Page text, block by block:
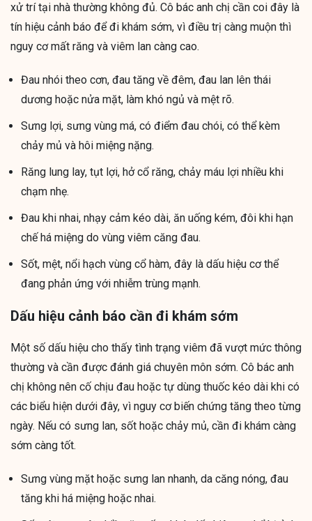
xử trí tại nhà thường không đủ. Cô bác anh chị cần coi đây là
tín hiệu cảnh báo để đi khám sớm, vì điều trị càng muộn thì
nguy cơ mất răng và viêm lan càng cao.
Đau nhói theo cơn, đau tăng về đêm, đau lan lên thái
dương hoặc nửa mặt, làm khó ngủ và mệt rõ.
Sưng lợi, sưng vùng má, có điểm đau chói, có thể kèm
chảy mủ và hôi miệng nặng.
Răng lung lay, tụt lợi, hở cổ răng, chảy máu lợi nhiều khi
chạm nhẹ.
Đau khi nhai, nhạy cảm kéo dài, ăn uống kém, đôi khi hạn
chế há miệng do vùng viêm căng đau.
Sốt, mệt, nổi hạch vùng cổ hàm, đây là dấu hiệu cơ thể
đang phản ứng với nhiễm trùng mạnh.
Dấu hiệu cảnh báo cần đi khám sớm
Một số dấu hiệu cho thấy tình trạng viêm đã vượt mức thông
thường và cần được đánh giá chuyên môn sớm. Cô bác anh
chị không nên cố chịu đau hoặc tự dùng thuốc kéo dài khi có
các biểu hiện dưới đây, vì nguy cơ biến chứng tăng theo từng
ngày. Nếu có sưng lan, sốt hoặc chảy mủ, cần đi khám càng
sớm càng tốt.
Sưng vùng mặt hoặc sưng lan nhanh, da căng nóng, đau
tăng khi há miệng hoặc nhai.